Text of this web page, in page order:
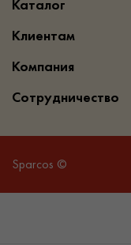
Каталог
Клиентам
Компания
Сотрудничество
Sparcos ©